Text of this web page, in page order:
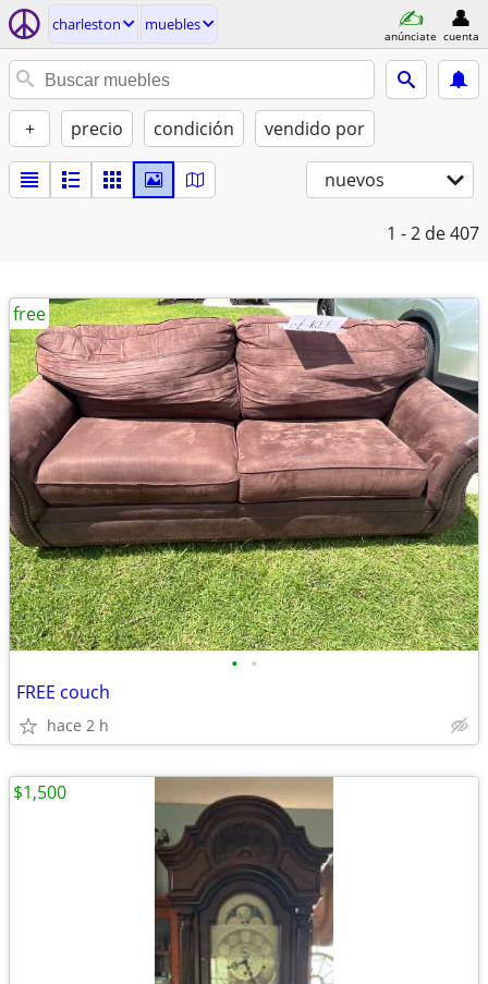
charleston muebles
anúnciate cuenta
+ precio condición vendido por
nuevos
1 - 2 de 407
• •
FREE couch
hace 2 h
free
$1,500